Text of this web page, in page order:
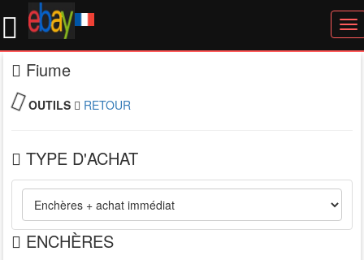
Fiume
OUTILS RETOUR
TYPE D'ACHAT
ENCHÈRES